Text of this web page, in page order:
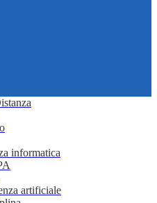
informatica
artificiale